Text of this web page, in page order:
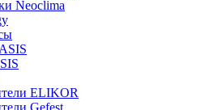
Neoclima
ELIKOR